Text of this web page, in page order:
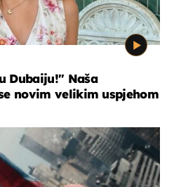
Dubaiju!" Naša
novim velikim uspjehom